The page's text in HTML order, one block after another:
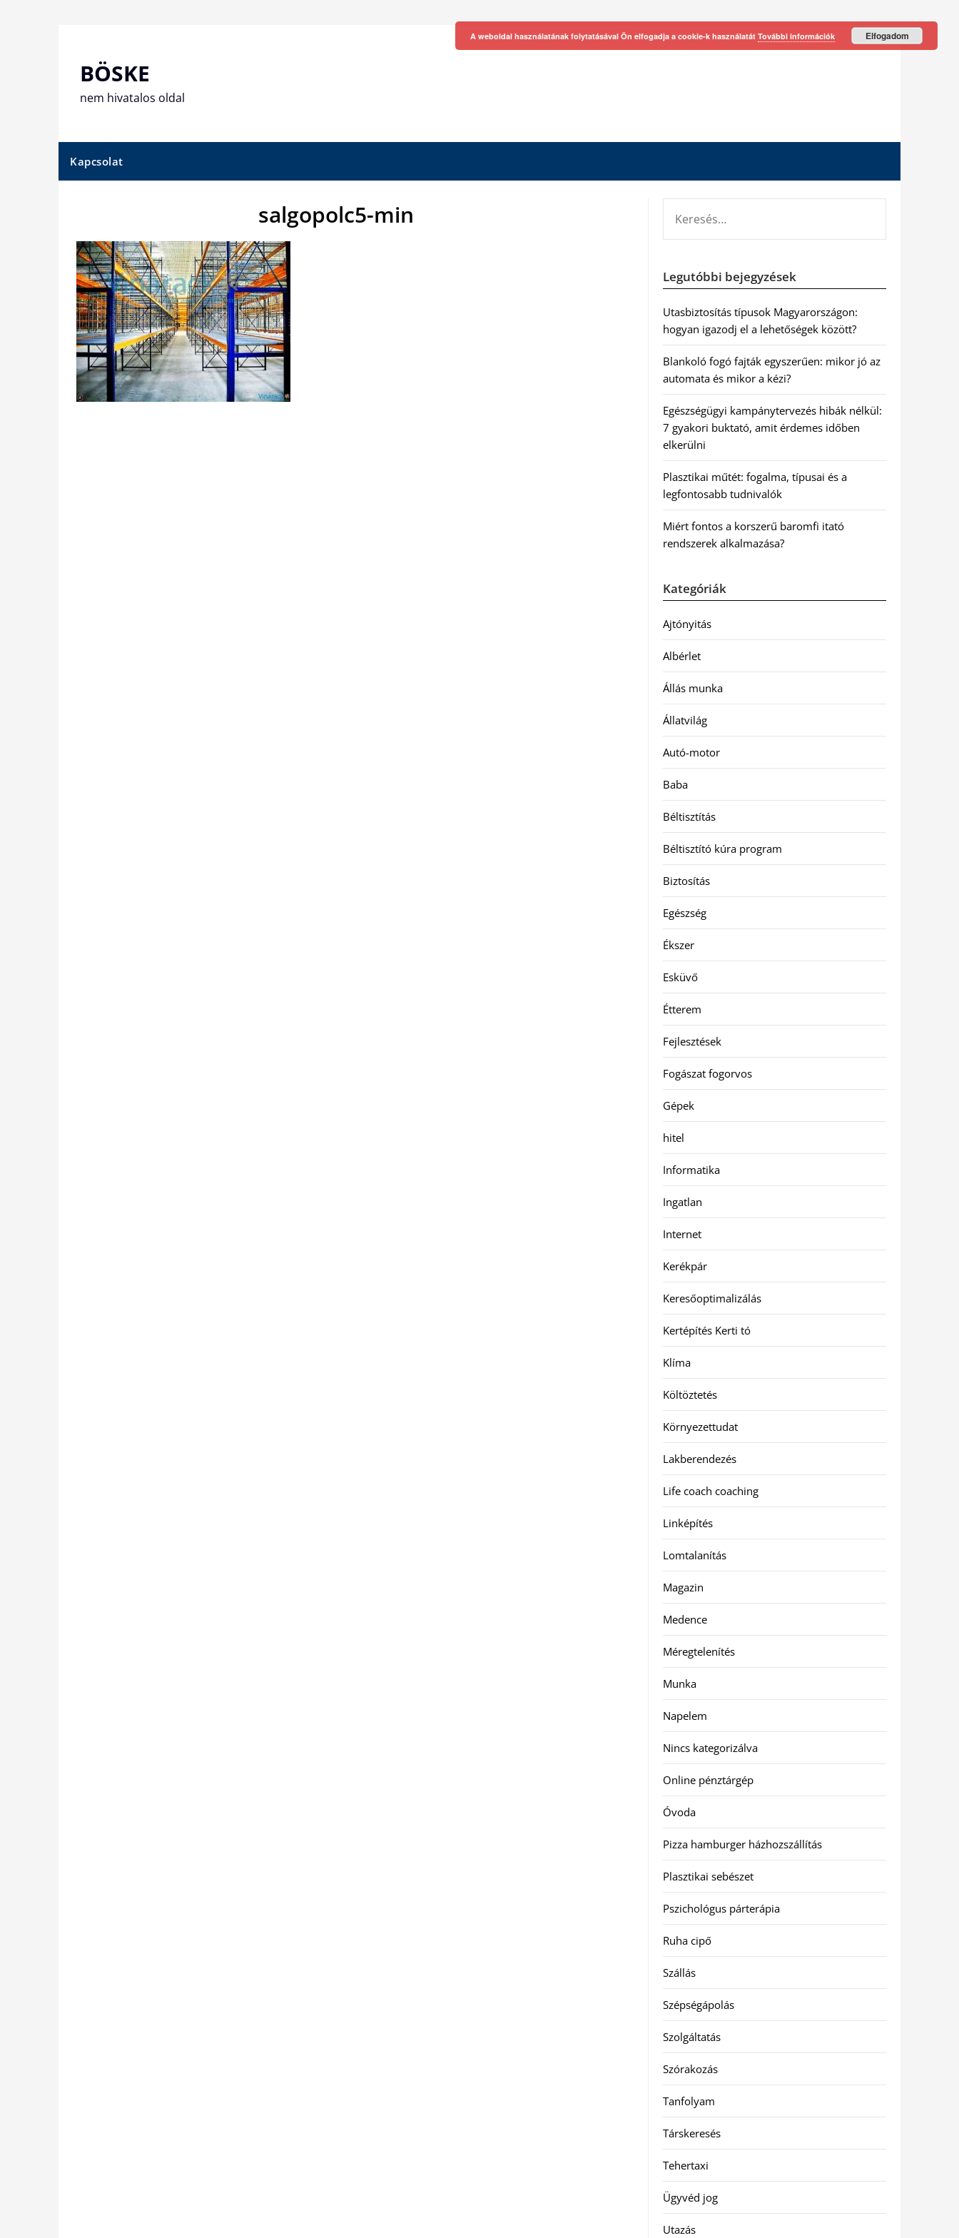
BÖSKE
nem hivatalos oldal
Kapcsolat
salgopolc5-min
Legutóbbi bejegyzések
Utasbiztosítás típusok Magyarországon:
hogyan igazodj el a lehetőségek között?
Blankoló fogó fajták egyszerűen: mikor jó az
automata és mikor a kézi?
Egészségügyi kampánytervezés hibák nélkül:
7 gyakori buktató, amit érdemes időben
elkerülni
Plasztikai műtét: fogalma, típusai és a
legfontosabb tudnivalók
Miért fontos a korszerű baromfi itató
rendszerek alkalmazása?
Kategóriák
Ajtónyitás
Albérlet
Állás munka
Állatvilág
Autó-motor
Baba
Béltisztítás
Béltisztító kúra program
Biztosítás
Egészség
Ékszer
Esküvő
Étterem
Fejlesztések
Fogászat fogorvos
Gépek
hitel
Informatika
Ingatlan
Internet
Kerékpár
Keresőoptimalizálás
Kertépítés Kerti tó
Klíma
Költöztetés
Környezettudat
Lakberendezés
Life coach coaching
Linképítés
Lomtalanítás
Magazin
Medence
Méregtelenítés
Munka
Napelem
Nincs kategorizálva
Online pénztárgép
Óvoda
Pizza hamburger házhozszállítás
Plasztikai sebészet
Pszichológus párterápia
Ruha cipő
Szállás
Szépségápolás
Szolgáltatás
Szórakozás
Tanfolyam
Társkeresés
Tehertaxi
Ügyvéd jog
Utazás
A weboldal használatának folytatásával Ön elfogadja a cookie-k használatát További információk Elfogadom